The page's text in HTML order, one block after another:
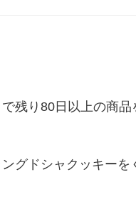
残り80日以上の商品
グドシャクッキー